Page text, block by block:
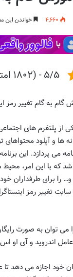
4,660 خواندن این مطلب 4 دقیقه
5/5 - (1802 امتیاز)
از پلتفرم های
ها و آپلود
می پردازد. این
که با این امر، محیط
را برای طرفداران خود
تغییر رمز
را می توان به صورت
اندروید و آی او
خود اجازه می دهد